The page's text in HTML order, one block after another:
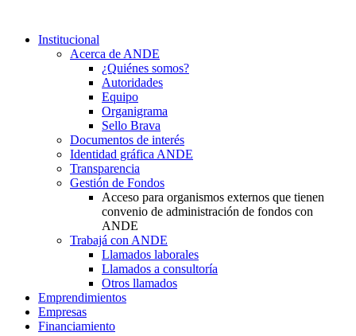
Institucional
Acerca de ANDE
¿Quiénes somos?
Autoridades
Equipo
Organigrama
Sello Brava
Documentos de interés
Identidad gráfica ANDE
Transparencia
Gestión de Fondos
Acceso para organismos externos que tienen
convenio de administración de fondos con
ANDE
Trabajá con ANDE
Llamados laborales
Llamados a consultoría
Otros llamados
Emprendimientos
Empresas
Financiamiento